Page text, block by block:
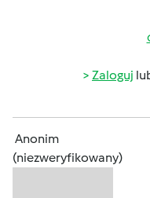
Zaloguj
Anonim
(niezweryfikowany)